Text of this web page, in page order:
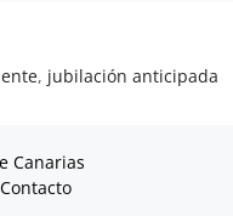
, jubilación anticipada
Canarias
Contacto